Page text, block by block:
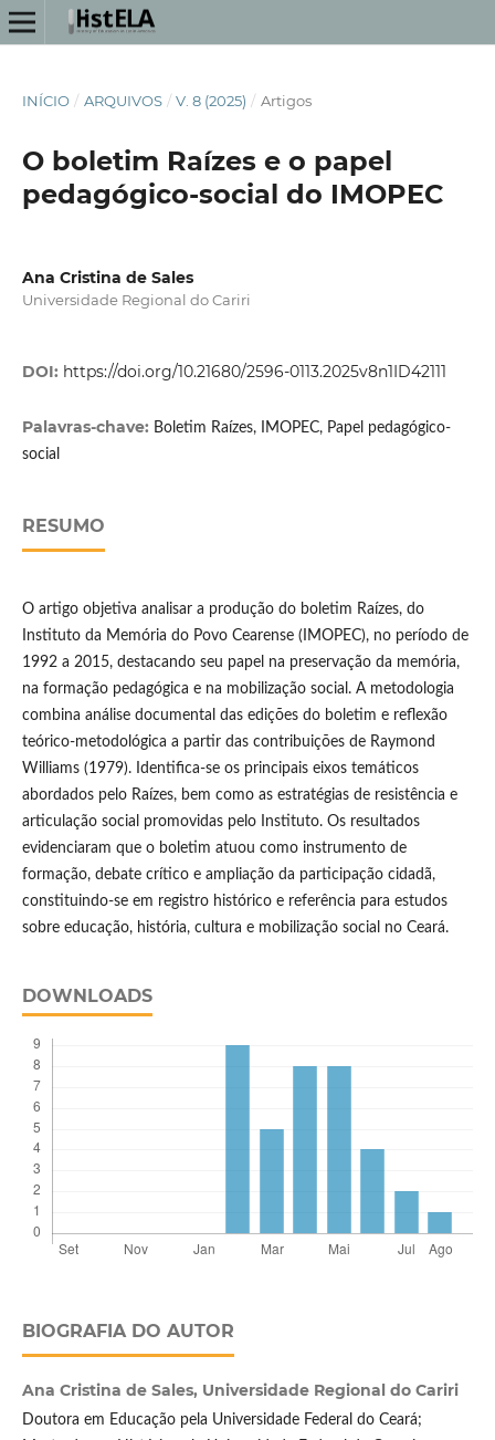
INÍCIO / ARQUIVOS / V. 8 (2025) / Artigos
O boletim Raízes e o papel
pedagógico-social do IMOPEC
Ana Cristina de Sales
Universidade Regional do Cariri
DOI: https://doi.org/10.21680/2596-0113.2025v8n1ID42111
Palavras-chave: Boletim Raízes, IMOPEC, Papel pedagógico-
social
RESUMO
O artigo objetiva analisar a produção do boletim Raízes, do
Instituto da Memória do Povo Cearense (IMOPEC), no período de
1992 a 2015, destacando seu papel na preservação da memória,
na formação pedagógica e na mobilização social. A metodologia
combina análise documental das edições do boletim e reflexão
teórico-metodológica a partir das contribuições de Raymond
Williams (1979). Identifica-se os principais eixos temáticos
abordados pelo Raízes, bem como as estratégias de resistência e
articulação social promovidas pelo Instituto. Os resultados
evidenciaram que o boletim atuou como instrumento de
formação, debate crítico e ampliação da participação cidadã,
constituindo-se em registro histórico e referência para estudos
sobre educação, história, cultura e mobilização social no Ceará.
DOWNLOADS
BIOGRAFIA DO AUTOR
Ana Cristina de Sales, Universidade Regional do Cariri
Doutora em Educação pela Universidade Federal do Ceará;